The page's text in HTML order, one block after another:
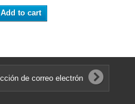
Add to cart